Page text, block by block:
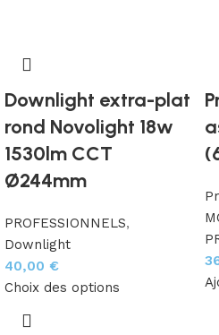
Downlight extra-plat
rond Novolight 18w
1530lm CCT
Ø244mm
PROFESSIONNELS,
Downlight
40,00 €
Choix des options